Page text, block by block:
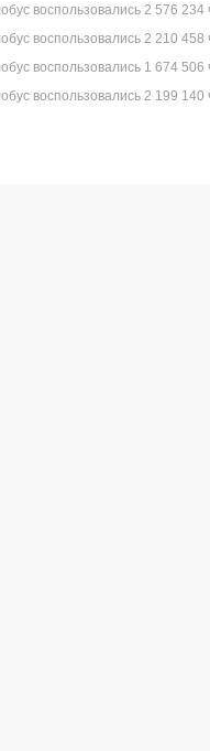
воспользовались 2 576 234
воспользовались 2 210 458
воспользовались 1 674 506
воспользовались 2 199 140